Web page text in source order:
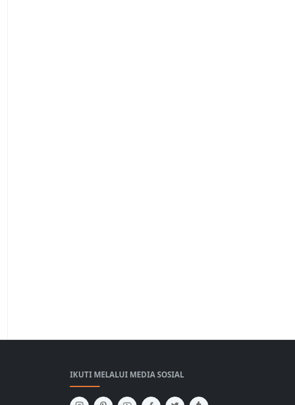
IKUTI MELALUI MEDIA SOSIAL